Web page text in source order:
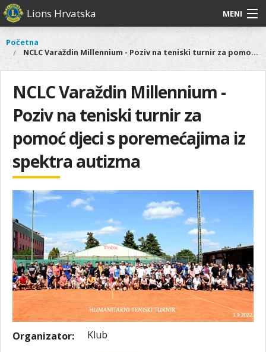
Skoči
na
sadržaj
Lions Hrvatska MENI
O nama
Lions Distrikt 126
Naši projekti
Aktivnosti
Glavni
izbornik
O
nama
Lions
Distrikt
126
Naši
Aktivnosti
Vi
ste
ovdje
Početna
NCLC Varaždin Millennium - Poziv na teniski turnir za pomoć djeci s poremećajima iz spektra autizma
NCLC Varaždin Millennium -
Poziv na teniski turnir za
pomoć djeci s poremećajima iz
spektra autizma
Organizator: Klub